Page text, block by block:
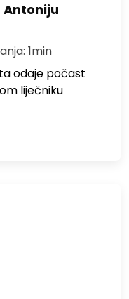
1min
odaje počast
liječniku